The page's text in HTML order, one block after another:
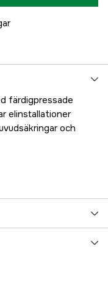
färdigpressade
elinstallationer
och
5000070566